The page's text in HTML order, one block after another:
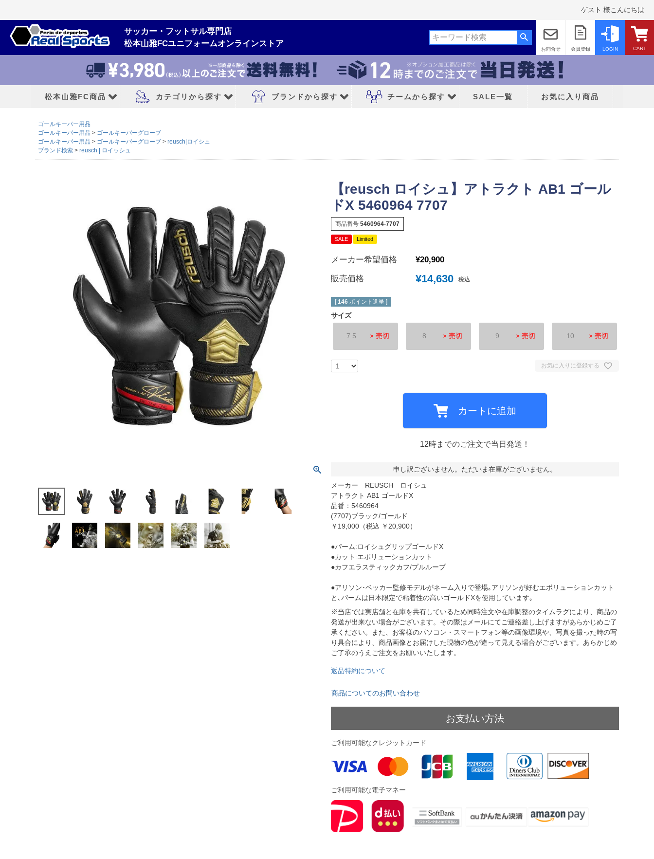
ゲスト 様こんにちは
サッカー・フットサル専門店
松本山雅FCユニフォームオンラインストア
お問合せ 会員登録 LOGIN CART
松本山雅FC商品
松本山雅FCユニフォーム
adidas x 松本山雅FC
adidas選手着用商品
adidas Matsumoto Yamaga Collection
松本山雅FC商品SALEコーナー
松本山雅FC商品SALEコーナー
【スクール生限定】松本山雅FCスクールウェア
カテゴリから探す
大人用フットボールシューズ
サンダル|カジュアルシューズ
ジュニア用フットボールシューズ
Jr サッカースパイク
Jr トレーニングシューズ (TURF)
Jr フットサルシューズ (INDOOR)
レプリカウェア
日本代表
クラブチーム
ナショナルチーム
Jリーグ
ジュニアレプリカウェア
サッカーチームオフィシャルグッズ
日本代表
クラブチーム
ブランドから探す
New Balance｜ニューバランス
SVOLME｜スボルメ
ATHLETA｜アスレタ
hummel｜ヒュンメル
LUZeSOMBRA｜ルースイソンブラ
soccer junky｜Claudio Pandiani
SOCCER NUT｜サッカーナッツ
Spazio｜スパッツィオ
Earls Court｜アールズコート
Klitchit｜クリッチ
Desporte｜デスポルチ
goleador｜ゴレアドール
SULLO｜スージョ
TAPEDESIGN｜テープデザイン
HOSOCCER｜エイチオーサッカー
MCDAVID｜マクダビッド
チームから探す
アトレチコマドリッド
マンチェスターシティFC
リバプールFC
チェルシーFC
アーセナルFC
トッテナム・ホットスパーFC
ユヴェントスFC
ACミラン
インテル
ASローマ
PSG｜パリサンジェルマン
オリンピックマルセイユ
オリンピックリヨン
インテル・マイアミCF
リーベルプレート
日本代表
ドイツ代表
スペイン代表
ベルギー代表
フランス代表
イングランド代表
オランダ代表
ナイジェリア代表
イタリア代表
アメリカ代表
メキシコ代表
SALE一覧 お気に入り商品
ゴールキーパー用品
ゴールキーパー用品
ゴールキーパーグローブ
ゴールキーパー用品
ゴールキーパーグローブ
reusch|ロイシュ
ブランド検索
reusch | ロイッシュ
【reusch ロイシュ】アトラクト AB1 ゴール
ドX 5460964 7707
商品番号 5460964-7707
SALE Limited
メーカー希望価格 ¥20,900
販売価格 ¥14,630 税込
[ 146 ポイント進呈 ]
サイズ
7.5 × 売切 8 × 売切 9 × 売切 10 × 売切
お気に入りに登録する
カートに追加
12時までのご注文で当日発送！
申し訳ございません。ただいま在庫がございません。
メーカー REUSCH ロイシュ
アトラクト AB1 ゴールドX
品番：5460964
(7707)ブラック/ゴールド
￥19,000（税込 ￥20,900）
●パーム:ロイシュグリップゴールドX
●カット:エボリューションカット
●カフエラスティックカフ/プルループ
●アリソン･ベッカー監修モデルがネーム入りで登場｡アリソンが好むエボリューションカット
と､パームは日本限定で粘着性の高いゴールドXを使用しています｡
※当店では実店舗と在庫を共有しているため同時注文や在庫調整のタイムラグにより、商品の
発送が出来ない場合がございます。その際はメールにてご連絡差し上げますがあらかじめご了
承ください。また、お客様のパソコン・スマートフォン等の画像環境や、写真を撮った時の写
り具合により、商品画像とお届けした現物の色が違って見える場合がございます。あらかじめ
ご了承のうえご注文をお願いいたします。
返品特約について
商品についてのお問い合わせ
お支払い方法
ご利用可能なクレジットカード
ご利用可能な電子マネー